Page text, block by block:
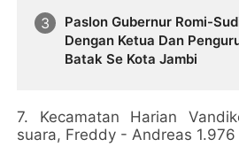
Paslon Gubernur Romi-
Dengan Ketua Dan
Batak Se Kota Jambi
7. Kecamatan Harian
suara, Freddy - Andreas 1.976